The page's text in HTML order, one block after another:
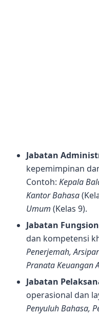
Jabatan
kepemimpinan
Contoh: Kepala
Kantor Bahasa
Umum (Kelas 9).
Jabatan
dan kompetensi
Penerjemah,
Pranata Keuangan
Jabatan
operasional dan
Penyuluh Bahasa,